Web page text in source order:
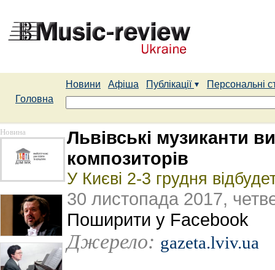
Новини Афіша Публікації
Персональні
Головна
Новина
Львівські музиканти
композиторів
У Києві 2-3 грудня
30 листопада 2017,
Поширити у Facebook
Джерело: gazeta.lviv.ua